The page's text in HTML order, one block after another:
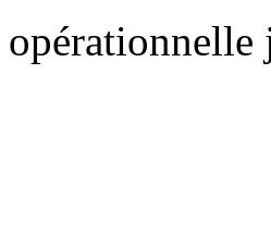
opérationnelle